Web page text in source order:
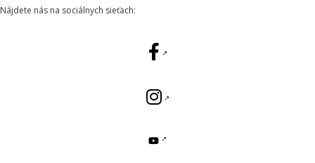
Nájdete nás na sociálnych sieťach: